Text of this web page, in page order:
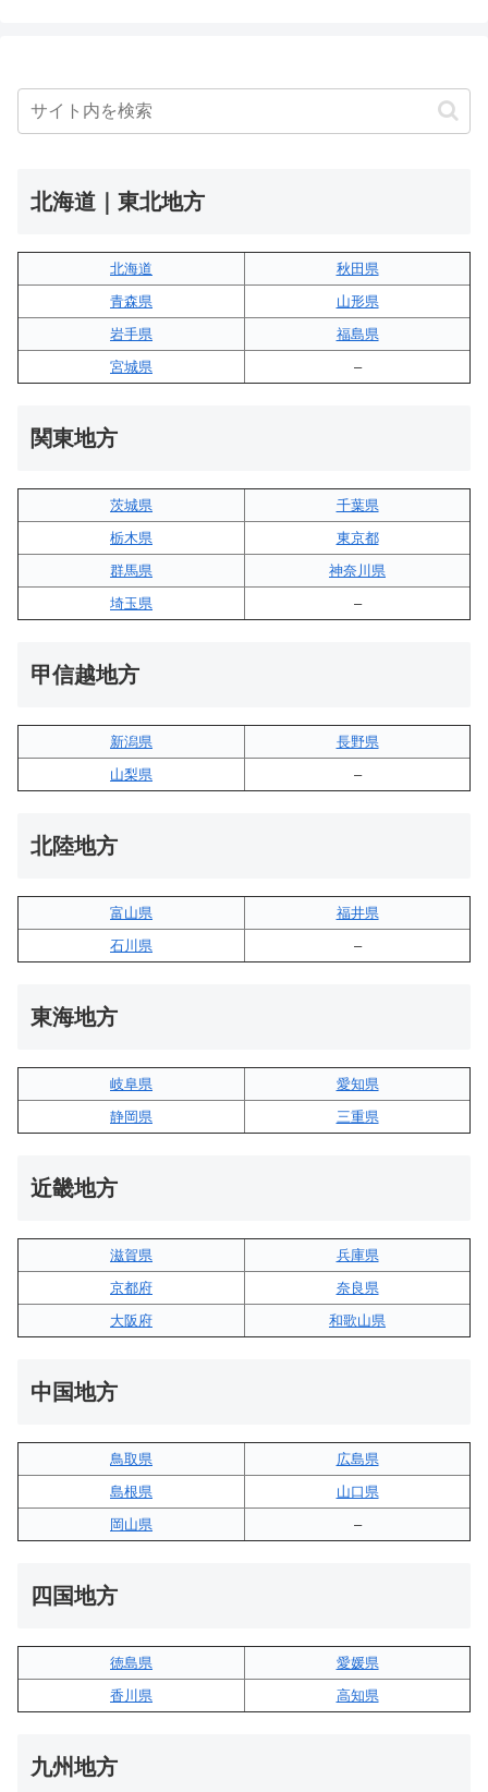
北海道｜東北地方
北海道
秋田県
青森県
山形県
岩手県
福島県
宮城県
–
関東地方
茨城県
千葉県
栃木県
東京都
群馬県
神奈川県
埼玉県
–
甲信越地方
新潟県
長野県
山梨県
–
北陸地方
富山県
福井県
石川県
–
東海地方
岐阜県
愛知県
静岡県
三重県
近畿地方
滋賀県
兵庫県
京都府
奈良県
大阪府
和歌山県
中国地方
鳥取県
広島県
島根県
山口県
岡山県
–
四国地方
徳島県
愛媛県
香川県
高知県
九州地方